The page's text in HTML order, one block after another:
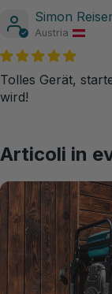
Simon
Austria
Tolles Gerät,
wird!
Articoli in